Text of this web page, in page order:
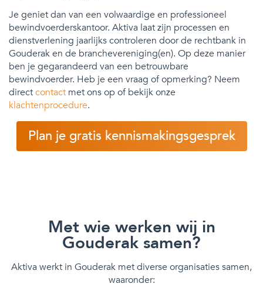
Je geniet dan van een volwaardige en professioneel
bewindvoerderskantoor. Aktiva laat zijn processen en
dienstverlening jaarlijks controleren door de rechtbank in
Gouderak en de branchevereniging(en). Op deze manier
ben je gegarandeerd van een betrouwbare
bewindvoerder. Heb je een vraag of opmerking? Neem
directcontact met ons op of bekijk onze
klachtenprocedure.
Plan je gratis kennismakingsgesprek
Met wie werken wij in
Gouderak samen?
Aktiva werkt in Gouderak met diverse organisaties samen,
waaronder: